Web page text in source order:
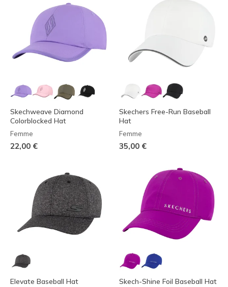
Skechweave Diamond
Colorblocked Hat
Femme
22,00 €
Skechers Free-Run Baseball
Hat
Femme
35,00 €
Elevate Baseball Hat Skech-Shine Foil Baseball Hat